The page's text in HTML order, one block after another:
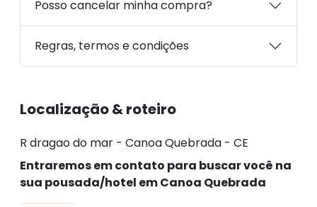
Posso cancelar minha compra?
Regras, termos e condições
Localização & roteiro
R dragao do mar - Canoa Quebrada - CE
Entraremos em contato para buscar você na
sua pousada/hotel em Canoa Quebrada